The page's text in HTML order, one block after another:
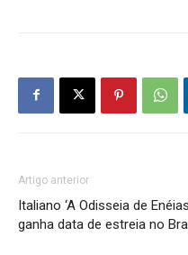
Artigo anterior
Italiano ‘A Odisseia de
ganha data de estreia no